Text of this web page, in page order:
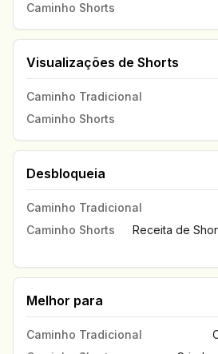
Caminho Shorts
Visualizações de Shorts
Caminho Tradicional
Caminho Shorts
Desbloqueia
Caminho Tradicional
Caminho Shorts
Receita de
Melhor para
Caminho Tradicional